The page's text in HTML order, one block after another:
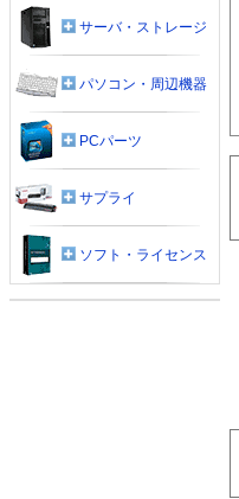
サーバ・ストレージ
パソコン・周辺機器
PCパーツ
サプライ
ソフト・ライセンス